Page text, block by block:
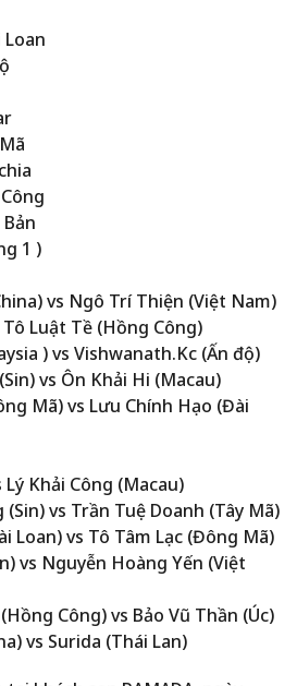
1 )
vs Ngô Trí Thiện (Việt Nam)
Luật Tề (Hồng Công)
) vs Vishwanath.Kc (Ấn độ)
vs Ôn Khải Hi (Macau)
Mã) vs Lưu Chính Hạo (Đài
Khải Công (Macau)
vs Trần Tuệ Doanh (Tây Mã)
Loan) vs Tô Tâm Lạc (Đông Mã)
vs Nguyễn Hoàng Yến (Việt
Công) vs Bảo Vũ Thần (Úc)
vs Surida (Thái Lan)